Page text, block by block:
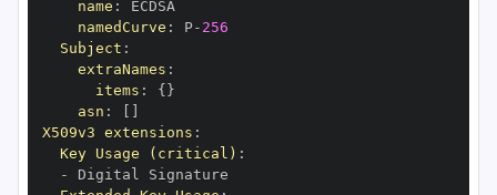
name :
namedCurve : P- 256
Subject :
extraNames :
items : { }
asn :
X509v3 extensions :
Key Usage (critical) :
-